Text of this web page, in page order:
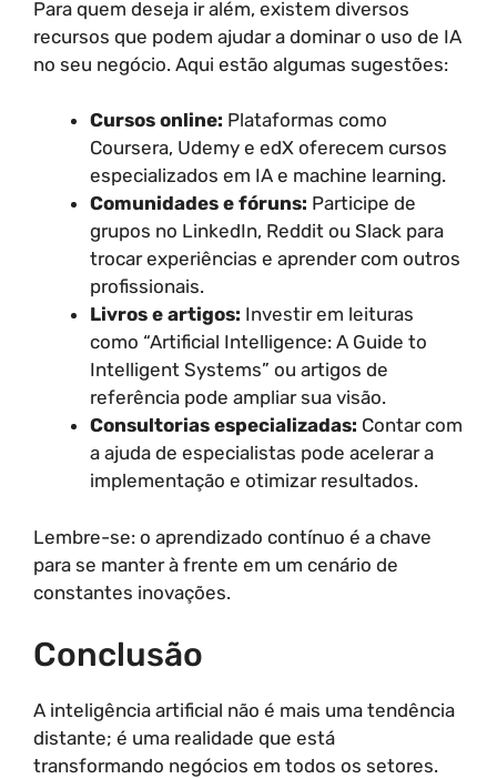
Para quem deseja ir além, existem diversos
recursos que podem ajudar a dominar o uso de IA
no seu negócio. Aqui estão algumas sugestões:
Cursos online: Plataformas como
Coursera, Udemy e edX oferecem cursos
especializados em IA e machine learning.
Comunidades e fóruns: Participe de
grupos no LinkedIn, Reddit ou Slack para
trocar experiências e aprender com outros
profissionais.
Livros e artigos: Investir em leituras
como “Artificial Intelligence: A Guide to
Intelligent Systems” ou artigos de
referência pode ampliar sua visão.
Consultorias especializadas: Contar com
a ajuda de especialistas pode acelerar a
implementação e otimizar resultados.
Lembre-se: o aprendizado contínuo é a chave
para se manter à frente em um cenário de
constantes inovações.
Conclusão
A inteligência artificial não é mais uma tendência
distante; é uma realidade que está
transformando negócios em todos os setores.